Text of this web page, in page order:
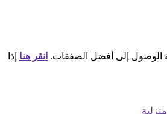
الوصول إلى أفضل الصفقات. انقر هنا إذا